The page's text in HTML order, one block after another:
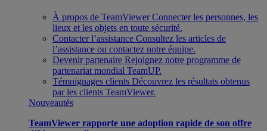
À propos de TeamViewer Connecter les personnes, les
lieux et les objets en toute sécurité.
Contacter l’assistance Consultez les articles de
l’assistance ou contactez notre équipe.
Devenir partenaire Rejoignez notre programme de
partenariat mondial TeamUP.
Témoignages clients Découvrez les résultats obtenus
par les clients TeamViewer.
Nouveautés
TeamViewer rapporte une adoption rapide de son offre